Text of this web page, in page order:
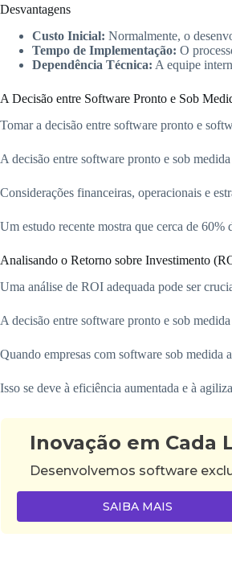
Desvantagens
Custo Inicial: Normalmente, o
Tempo de Implementação: O
Dependência Técnica: A equipe
A Decisão entre Software Pronto e Sob
Tomar a decisão entre software pronto e
A decisão entre software pronto e sob
Considerações financeiras, operacionais e
Um estudo recente mostra que cerca de 60%
Analisando o Retorno sobre Investimento
Uma análise de ROI adequada pode ser
A decisão entre software pronto e sob
Quando empresas com software sob medida
Isso se deve à eficiência aumentada e à
Inovação em Cada
Desenvolvemos software
SAIBA MAIS